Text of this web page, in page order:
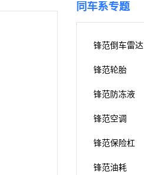
同车系专题
锋范倒车雷达
锋范轮胎
锋范防冻液
锋范空调
锋范保险杠
锋范油耗